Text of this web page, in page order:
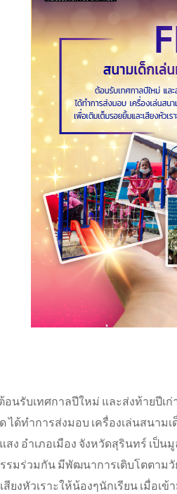
อนรับเทศกาลปีใหม่ และส่งท้ายปีเก่
ได้ทำการส่งมอบ เครื่องเล่นสนาม
สง อำเภอเมือง จังหวัดสุรินทร์ เป็
รมร่วมกัน มีพัฒนาการเติบโตตาม
สียงหัวเราะให้น้องๆนักเรียน เมื่อ